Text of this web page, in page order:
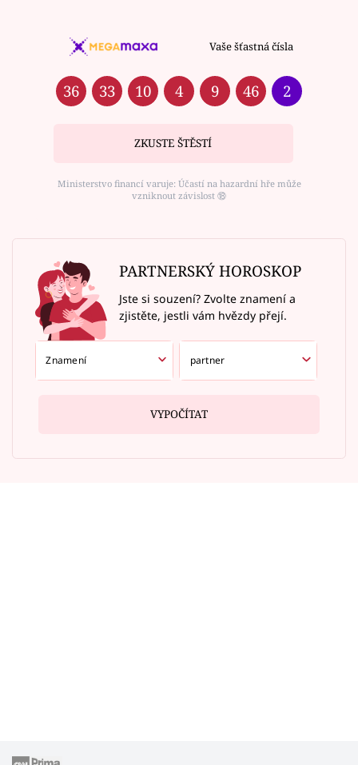
Vaše šťastná čísla
36 33 10 4 9 46 2
ZKUSTE ŠTĚSTÍ
Ministerstvo financí varuje: Účastí na hazardní hře může
vzniknout závislost ⑱
PARTNERSKÝ HOROSKOP
Jste si souzení? Zvolte znamení a
zjistěte, jestli vám hvězdy přejí.
VYPOČÍTAT